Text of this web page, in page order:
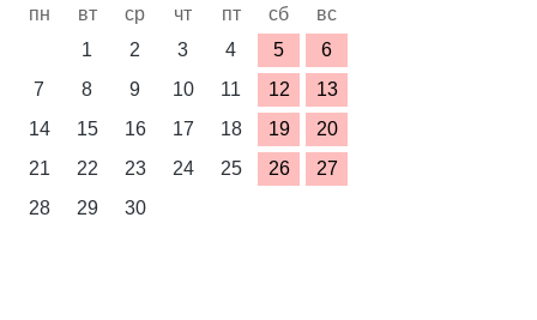
пн вт ср чт пт сб
вс
1
2 3 4 5
6
7
8 9 10 11 12
13
14
15 16 17 18 19
20
21
22 23 24 25 26
27
28
29 30